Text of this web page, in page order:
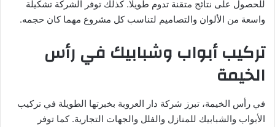
للحصول على نتائج متقنة تدوم طويلًا. كذلك توفر الشركة تشكيلة
واسعة من الألوان والتصاميم لتناسب كل مشروع مهما كان حجمه.
تركيب أبواب وشبابيك في رأس
الخيمة
في رأس الخيمة، تبرز شركة دار العروبة بخبرتها الطويلة في تركيب
الأبواب والشبابيك للمنازل والفلل والجهات التجارية. كما توفر